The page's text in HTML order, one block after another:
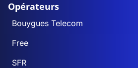
Opérateurs
Bouygues Telecom
Free
SFR